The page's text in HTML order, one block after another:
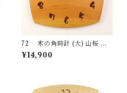
72 木の角時計 (大) 山桜 国
産 一点物 SWING オリジナル
無垢 新築祝い 結婚祝い ナチュ
¥14,900